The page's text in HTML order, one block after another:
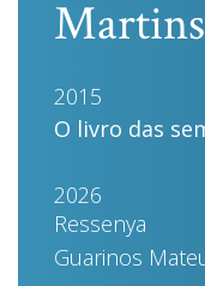
2015
O livro das
2026
Ressenya
Guarinos